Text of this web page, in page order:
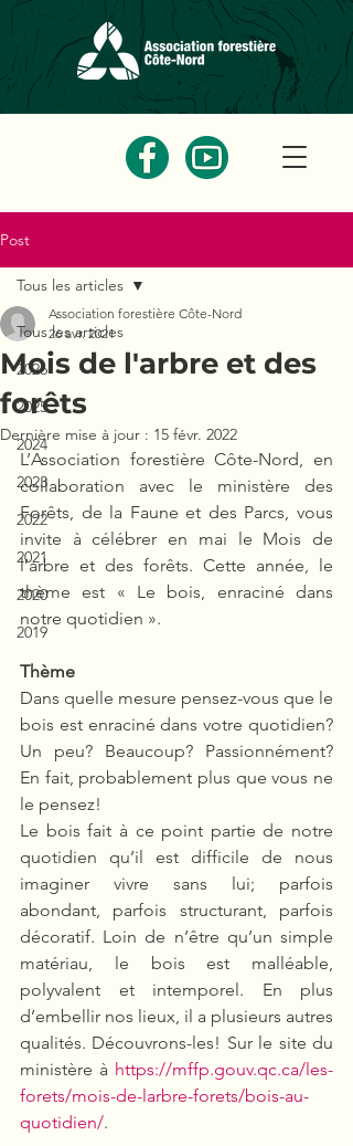
Post
Tous les articles
2026
2025
2024
2023
2022
2021
2020
2019
Tous les articles
Mois de l'arbre et des
forêts
Association forestière Côte-Nord
26 avr. 2021
Dernière mise à jour : 15 févr. 2022
L’Association forestière Côte-Nord, en
collaboration avec le ministère des
Forêts, de la Faune et des Parcs, vous
invite à célébrer en mai le Mois de
l’arbre et des forêts. Cette année, le
thème est « Le bois, enraciné dans
notre quotidien ».
Thème
Dans quelle mesure pensez-vous que le
bois est enraciné dans votre quotidien?
Un peu? Beaucoup? Passionnément?
En fait, probablement plus que vous ne
le pensez!
Le bois fait à ce point partie de notre
quotidien qu’il est difficile de nous
imaginer vivre sans lui; parfois
abondant, parfois structurant, parfois
décoratif. Loin de n’être qu’un simple
matériau, le bois est malléable,
polyvalent et intemporel. En plus
d’embellir nos lieux, il a plusieurs autres
qualités. Découvrons-les! Sur le site du
ministère à https://mffp.gouv.qc.ca/les-
forets/mois-de-larbre-forets/bois-au-
quotidien/.